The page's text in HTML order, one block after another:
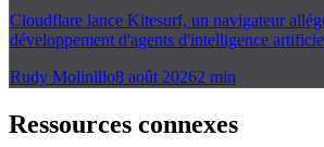
Cloudflare lance Kitesurf, un navigateur
développement d'agents d'intelligence
Rudy Molinillo8 août 20262 min
Ressources connexes